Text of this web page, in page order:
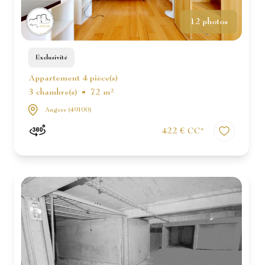
12 photos
Exclusivité
Appartement 4 pièce(s)
3 chambre(s)
72 m²
Angers (49100)
422 € CC*